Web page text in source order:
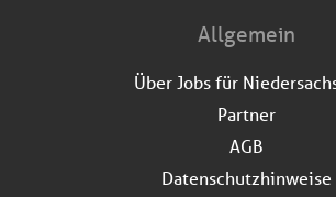
Allgemein
Über Jobs für
Partner
AGB
Datenschutzhinweise